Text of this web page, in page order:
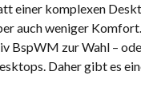
einer komplexen
auch weniger
zur Wahl –
Daher gibt es